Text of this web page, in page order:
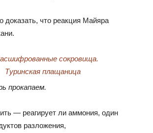
доказать, что реакция Майяра
прокапаем.
— реагирует ли аммония, один
разложения,